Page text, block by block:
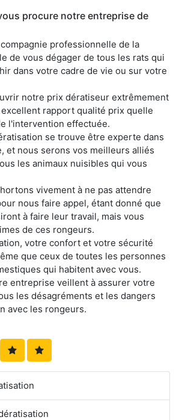
procure notre entreprise de
professionnelle de la
de vous dégager de tous les rats qui
dans votre cadre de vie ou sur votre
notre prix dératiseur extrêmement
rapport qualité prix quelle
l'intervention effectuée.
se trouve être experte dans
et nous serons vos meilleurs alliés
les animaux nuisibles qui vous
vivement à ne pas attendre
nous faire appel, étant donné que
à faire leur travail, mais vous
de ces rongeurs.
votre confort et votre sécurité
que ceux de toutes les personnes
qui habitent avec vous.
entreprise veillent à assurer votre
les désagréments et les dangers
avec les rongeurs.